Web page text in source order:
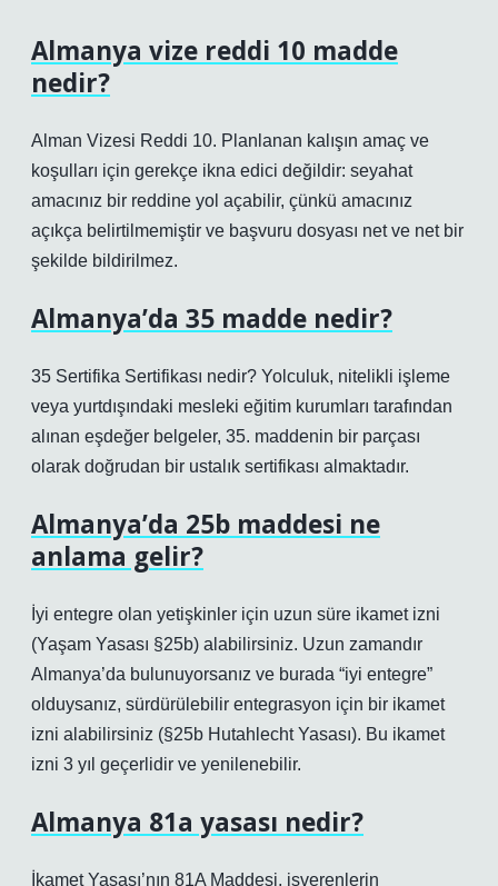
Almanya vize reddi 10 madde
nedir?
Alman Vizesi Reddi 10. Planlanan kalışın amaç ve
koşulları için gerekçe ikna edici değildir: seyahat
amacınız bir reddine yol açabilir, çünkü amacınız
açıkça belirtilmemiştir ve başvuru dosyası net ve net bir
şekilde bildirilmez.
Almanya’da 35 madde nedir?
35 Sertifika Sertifikası nedir? Yolculuk, nitelikli işleme
veya yurtdışındaki mesleki eğitim kurumları tarafından
alınan eşdeğer belgeler, 35. maddenin bir parçası
olarak doğrudan bir ustalık sertifikası almaktadır.
Almanya’da 25b maddesi ne
anlama gelir?
İyi entegre olan yetişkinler için uzun süre ikamet izni
(Yaşam Yasası §25b) alabilirsiniz. Uzun zamandır
Almanya’da bulunuyorsanız ve burada “iyi entegre”
olduysanız, sürdürülebilir entegrasyon için bir ikamet
izni alabilirsiniz (§25b Hutahlecht Yasası). Bu ikamet
izni 3 yıl geçerlidir ve yenilenebilir.
Almanya 81a yasası nedir?
İkamet Yasası’nın 81A Maddesi, işverenlerin